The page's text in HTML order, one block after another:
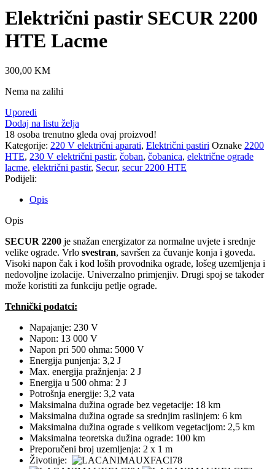
Električni pastir SECUR 2200
HTE Lacme
300,00 KM
Nema na zalihi
Uporedi
Dodaj na listu želja
18 osoba trenutno gleda ovaj proizvod!
Kategorije: 220 V električni aparati, Električni pastiri Oznake 2200
HTE, 230 V električni pastir, čoban, čobanica, električne ograde
lacme, električni pastir, Secur, secur 2200 HTE
Podijeli:
Opis
Opis
SECUR 2200 je snažan energizator za normalne uvjete i srednje
velike ograde. Vrlo svestran, savršen za čuvanje konja i goveda.
Visoki napon čak i kod loših provodnika ograde, lošeg uzemljenja i
nedovoljne izolacije. Univerzalno primjenjiv. Drugi spoj se također
može koristiti za funkciju petlje ograde.
Tehnički podatci:
Napajanje: 230 V
Napon: 13 000 V
Napon pri 500 ohma: 5000 V
Energija punjenja: 3,2 J
Max. energija pražnjenja: 2 J
Energija u 500 ohma: 2 J
Potrošnja energije: 3,2 vata
Maksimalna dužina ograde bez vegetacije: 18 km
Maksimalna dužina ograde sa srednjim raslinjem: 6 km
Maksimalna dužina ograde s velikom vegetacijom: 2,5 km
Maksimalna teoretska dužina ograde: 100 km
Preporučeni broj uzemljenja: 2 x 1 m
Životinje: